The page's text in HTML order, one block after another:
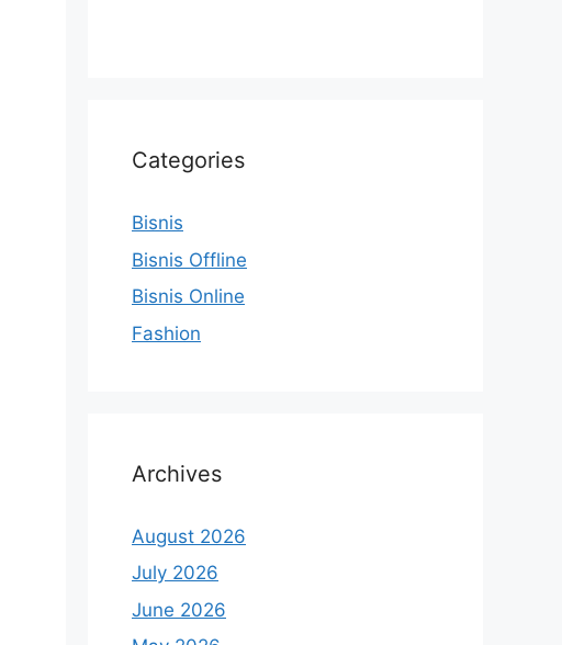
Categories
Bisnis
Bisnis Offline
Bisnis Online
Fashion
Archives
August 2026
July 2026
June 2026